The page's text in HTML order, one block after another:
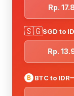
Rp.
🇸🇬SGD to
Rp.
₿ BTC to IDR